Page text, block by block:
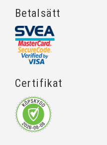
Betalsätt
Certifikat